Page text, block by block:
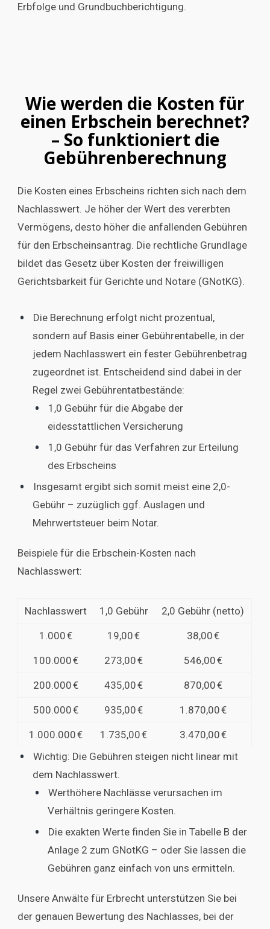
Erbfolge und Grundbuchberichtigung.
Wie werden die Kosten für
einen Erbschein berechnet?
– So funktioniert die
Gebührenberechnung
Die Kosten eines Erbscheins richten sich nach dem
Nachlasswert. Je höher der Wert des vererbten
Vermögens, desto höher die anfallenden Gebühren
für den Erbscheinsantrag. Die rechtliche Grundlage
bildet das Gesetz über Kosten der freiwilligen
Gerichtsbarkeit für Gerichte und Notare (GNotKG).
Die Berechnung erfolgt nicht prozentual,
sondern auf Basis einer Gebührentabelle, in der
jedem Nachlasswert ein fester Gebührenbetrag
zugeordnet ist. Entscheidend sind dabei in der
Regel zwei Gebührentatbestände:
1,0 Gebühr für die Abgabe der
eidesstattlichen Versicherung
1,0 Gebühr für das Verfahren zur Erteilung
des Erbscheins
Insgesamt ergibt sich somit meist eine 2,0-
Gebühr – zuzüglich ggf. Auslagen und
Mehrwertsteuer beim Notar.
Beispiele für die Erbschein-Kosten nach
Nachlasswert:
Nachlasswert 1,0 Gebühr 2,0 Gebühr (netto)
1.000 € 19,00 € 38,00 €
100.000 € 273,00 € 546,00 €
200.000 € 435,00 € 870,00 €
500.000 € 935,00 € 1.870,00 €
1.000.000 € 1.735,00 €
3.470,00 €
Wichtig: Die Gebühren steigen nicht linear mit
dem Nachlasswert.
Werthöhere Nachlässe verursachen im
Verhältnis geringere Kosten.
Die exakten Werte finden Sie in Tabelle B der
Anlage 2 zum GNotKG – oder Sie lassen die
Gebühren ganz einfach von uns ermitteln.
Unsere Anwälte für Erbrecht unterstützen Sie bei
der genauen Bewertung des Nachlasses, bei der